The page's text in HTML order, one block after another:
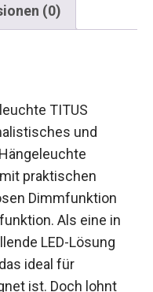
(0)
TITUS
und
praktischen
Dimmfunktion
Als eine in
LED-Lösung
ideal für
ist. Doch lohnt